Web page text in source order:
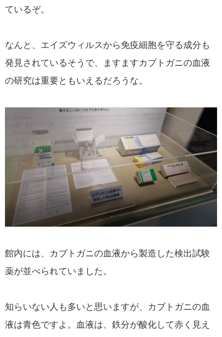
ているぞ。
なんと、エイズウィルスから免疫細胞を守る成分も
発見されているそうで、ますますカブトガニの血液
の研究は重要ともいえるだろうな。
館内には、カブトガニの血液から製造した検出試験
薬が並べられていました。
知らいない人も多いと思いますが、カブトガニの血
液は青色ですよ。血液は、鉄分が酸化して赤く見え